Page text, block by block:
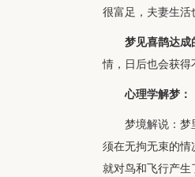
很富足，夫妻生活
梦见喜鹊达成
情，日后也会获得
心理学解梦：
梦境解说：梦
须在无拘无束的情
就对鸟和飞行产生